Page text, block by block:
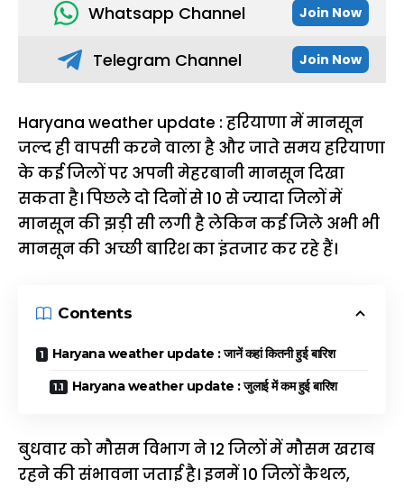
Whatsapp Channel Join Now
Telegram Channel Join Now
Haryana weather update : हरियाणा में मानसून
जल्द ही वापसी करने वाला है और जाते समय हरियाणा
के कई जिलों पर अपनी मेहरबानी मानसून दिखा
सकता है। पिछले दाे दिनों से 10 से ज्यादा जिलों में
मानसून की झड़ी सी लगी है लेकिन कई जिले अभी भी
मानसून की अच्छी बारिश का इंतजार कर रहे हैं।
Contents
Haryana weather update : जानें कहां कितनी हुई बारिश
Haryana weather update : जुलाई में कम हुई बारिश
बुधवार को मौसम विभाग ने 12 जिलों में मौसम खराब
रहने की संभावना जताई है। इनमें 10 जिलों कैथल,